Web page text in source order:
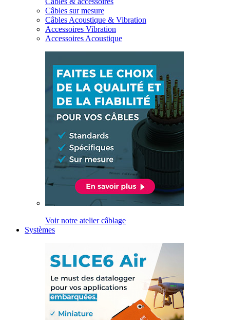
Câbles sur mesure
Câbles Acoustique & Vibration
Accessoires Vibration
Accessoires Acoustique
Voir notre atelier câblage
Systèmes